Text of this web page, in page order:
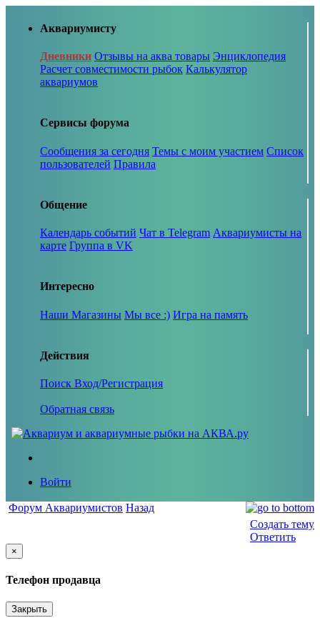
Аквариумисту
Дневники Отзывы на аква товары Энциклопедия
Расчет совместимости рыбок Калькулятор
аквариумов
Сервисы форума
Сообщения за сегодня Темы с моим участием Список
пользователей Правила
Общение
Календарь событий Чат в Telegram Аквариумисты на
карте Группа в VK
Интересно
Наши Магазины Мы все :) Игра на память
Действия
Поиск Вход/Регистрация
Обратная связь
Войти
Форум Аквариумистов Назад
Создать тему
Ответить
×
Телефон продавца
Закрыть